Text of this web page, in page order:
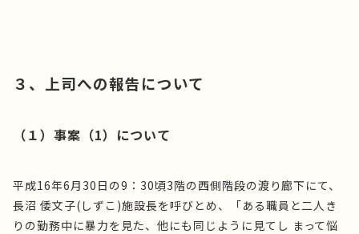
３、上司への報告について
（１）事案（1）について
平成16年6月30日の9：30頃3階の西側階段の渡り廊下にて、
長沼 倭文子(しずこ)施設長を呼びとめ、「ある職員と二人き
りの勤務中に暴力を見た、他にも同じように見てし まって悩